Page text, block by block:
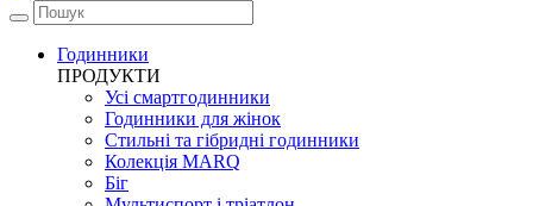
Годинники
ПРОДУКТИ
Усі смартгодинники
Годинники для жінок
Стильні та гібридні годинники
Колекція MARQ
Біг